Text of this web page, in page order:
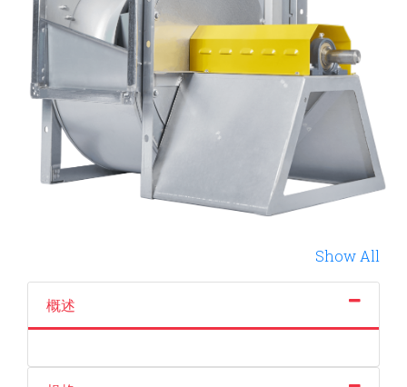
Show All
概述